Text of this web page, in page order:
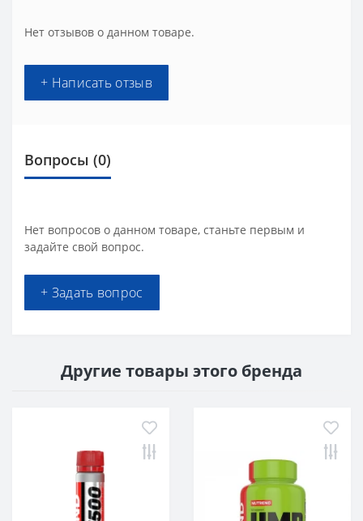
Нет отзывов о данном товаре.
+ Написать отзыв
Вопросы (0)
Нет вопросов о данном товаре, станьте первым и
задайте свой вопрос.
+ Задать вопрос
Другие товары этого бренда